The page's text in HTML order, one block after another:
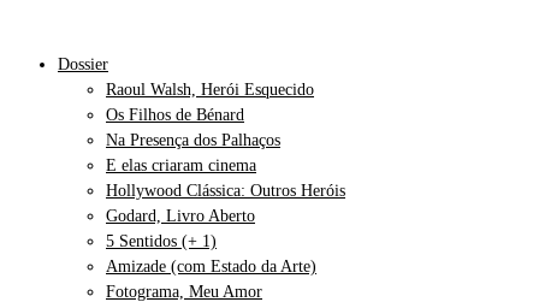
Dossier
Raoul Walsh, Herói Esquecido
Os Filhos de Bénard
Na Presença dos Palhaços
E elas criaram cinema
Hollywood Clássica: Outros Heróis
Godard, Livro Aberto
5 Sentidos (+ 1)
Amizade (com Estado da Arte)
Fotograma, Meu Amor